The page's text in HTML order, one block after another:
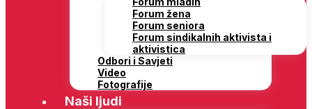
Forum žena
Forum seniora
Forum sindikalnih aktivista i
aktivistica
Odbori i Savjeti
Video
Fotografije
Naši ljudi